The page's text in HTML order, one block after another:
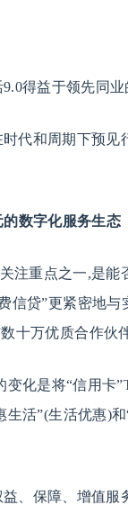
得益于领先同
代和周期下预
数字化服务生态
注重点之一,是
信贷”更紧密地
十万优质合作伙
变化是将“信用卡
生活”(生活优惠)
益、保障、增值